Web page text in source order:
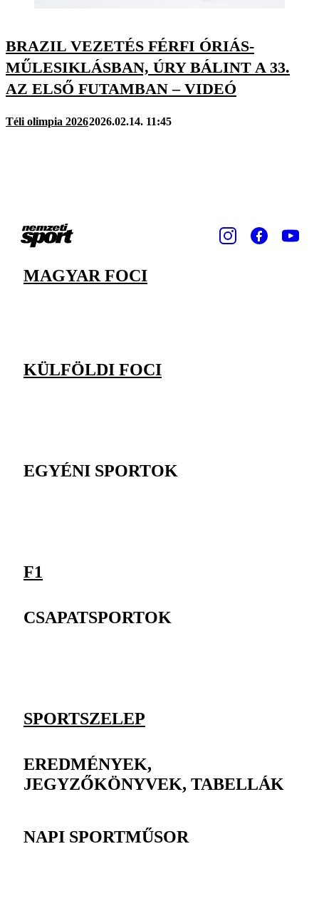
BRAZIL VEZETÉS FÉRFI ÓRIÁS-
MŰLESIKLÁSBAN, ÚRY BÁLINT A 33.
AZ ELSŐ FUTAMBAN – VIDEÓ
Téli olimpia 20262026.02.14. 11:45
MAGYAR FOCI
KÜLFÖLDI FOCI
EGYÉNI SPORTOK
F1
CSAPATSPORTOK
SPORTSZELEP
EREDMÉNYEK,
JEGYZŐKÖNYVEK, TABELLÁK
NAPI SPORTMŰSOR